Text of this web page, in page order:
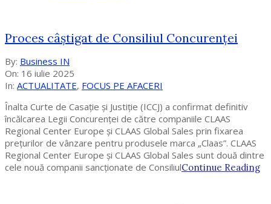
Proces câștigat de Consiliul Concurenței
2025-
07-
16
By: Business IN
On: 16 iulie 2025
In: ACTUALITATE, FOCUS PE AFACERI
Înalta Curte de Casație și Justiție (ICCJ) a confirmat definitiv
încălcarea Legii Concurenţei de către companiile CLAAS
Regional Center Europe și CLAAS Global Sales prin fixarea
prețurilor de vânzare pentru produsele marca „Claas”. CLAAS
Regional Center Europe și CLAAS Global Sales sunt două dintre
cele nouă companii sancționate de ConsiliulContinue Reading